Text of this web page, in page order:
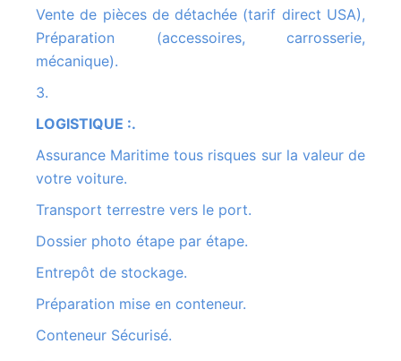
Vente de pièces de détachée (tarif direct USA),
Préparation (accessoires, carrosserie,
mécanique).
3.
LOGISTIQUE :.
Assurance Maritime tous risques sur la valeur de
votre voiture.
Transport terrestre vers le port.
Dossier photo étape par étape.
Entrepôt de stockage.
Préparation mise en conteneur.
Conteneur Sécurisé.